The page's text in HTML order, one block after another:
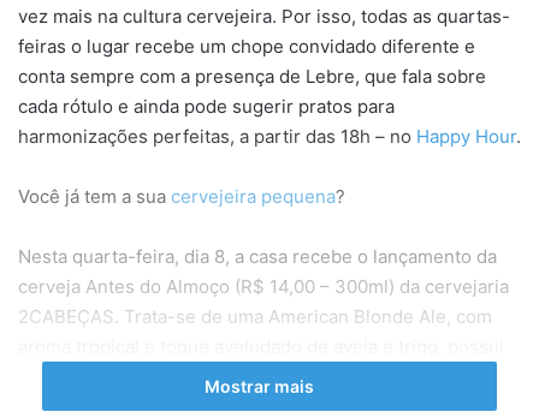
vez mais na cultura cervejeira. Por isso, todas as quartas-
feiras o lugar recebe um chope convidado diferente e
conta sempre com a presença de Lebre, que fala sobre
cada rótulo e ainda pode sugerir pratos para
harmonizações perfeitas, a partir das 18h – no Happy Hour.
Você já tem a sua cervejeira pequena?
Nesta quarta-feira, dia 8, a casa recebe o lançamento da
cerveja Antes do Almoço (R$ 14,00 – 300ml) da cervejaria
2CABEÇAS. Trata-se de uma American Blonde Ale, com
dry hopping intenso com os lúpulos americanos Mosaic e
El Dorado, dando característica marcante de frutas. Para
Mostrar mais